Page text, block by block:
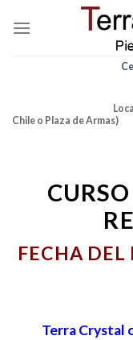
Entrar por
Local 325, Piso
Chile o Plaza de Armas)
Email:
FECHA DEL
Terra Crystal